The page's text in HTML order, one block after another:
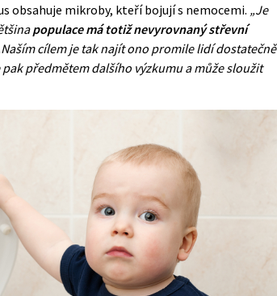
obsahuje mikroby, kteří bojují s nemocemi. „Je
populace má totiž nevyrovnaný střevní
cílem je tak najít ono promile lidí dostatečně
předmětem dalšího výzkumu a může sloužit